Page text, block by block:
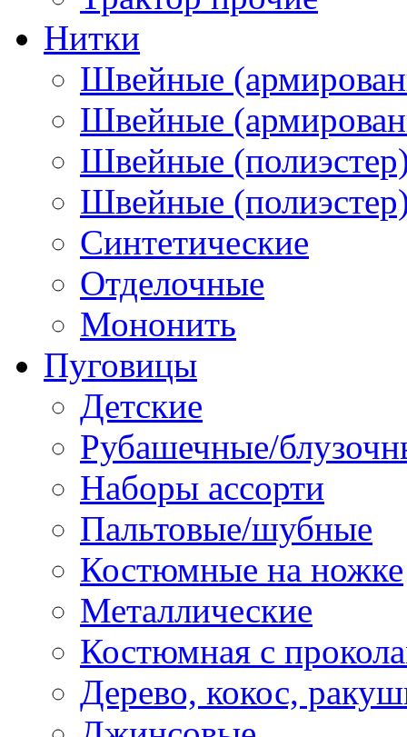
Нитки
Швейные
Швейные
Швейные
Швейные
Синтетические
Отделочные
Мононить
Пуговицы
Детские
Рубашечные/
Наборы ассорти
Пальтовые/шубные
Костюмные на ножке
Металлические
Костюмная с
Дерево, кокос,